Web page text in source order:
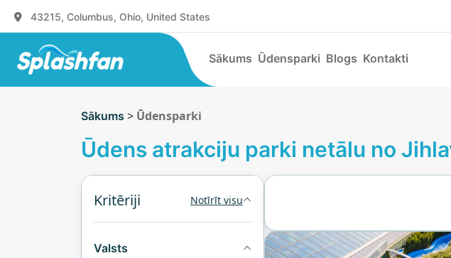
43215, Columbus, Ohio, United States
Sākums Ūdensparki Blogs Kontakti
Sākums > Ūdensparki
Ūdens atrakciju parki netālu no
Kritēriji Notīrīt visu
Valsts